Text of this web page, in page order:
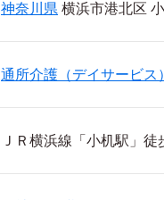
神奈川県 横浜市港北区
通所介護（デイサービス）
ＪＲ横浜線「小机駅」徒